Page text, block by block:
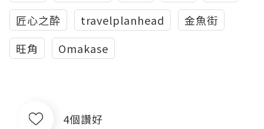
匠心之酔
travelplanhead
金魚街
旺角
Omakase
4個讚好